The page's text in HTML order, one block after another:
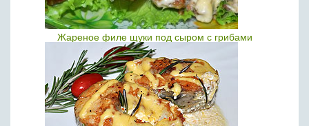
Жареное филе щуки под сыром с грибами